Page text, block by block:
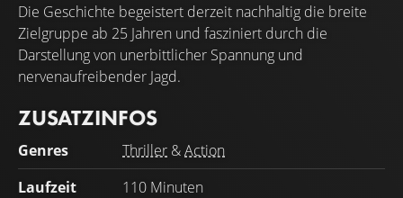
Die Geschichte begeistert derzeit nachhaltig die breite
Zielgruppe ab 25 Jahren und fasziniert durch die
Darstellung von unerbittlicher Spannung und
nervenaufreibender Jagd.
ZUSATZINFOS
Genres Thriller &Action
Laufzeit
110 Minuten